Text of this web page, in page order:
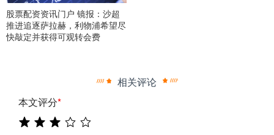
股票配资资讯门户 镜报：沙超
推进追逐萨拉赫，利物浦希望尽
快敲定并获得可观转会费
相关评论
本文评分*